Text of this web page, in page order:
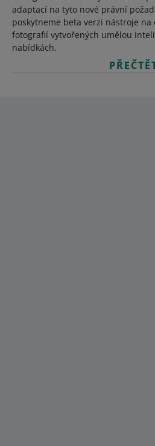
adaptací na tyto nové právní
poskytneme beta verzi nástroje na
fotografií vytvořených umělou
nabídkách.